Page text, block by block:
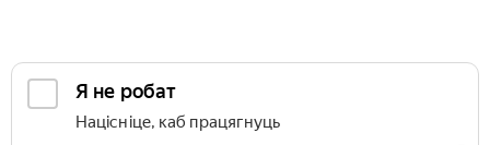
Я не робат
Націсніце, каб працягнуць